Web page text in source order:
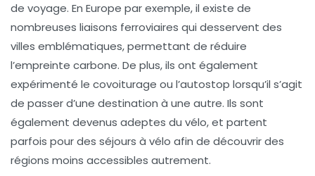
de voyage. En Europe par exemple, il existe de
nombreuses liaisons ferroviaires qui desservent des
villes emblématiques, permettant de réduire
l’empreinte carbone. De plus, ils ont également
expérimenté le covoiturage ou l’autostop lorsqu’il s’agit
de passer d’une destination à une autre. Ils sont
également devenus adeptes du vélo, et partent
parfois pour des séjours à vélo afin de découvrir des
régions moins accessibles autrement.